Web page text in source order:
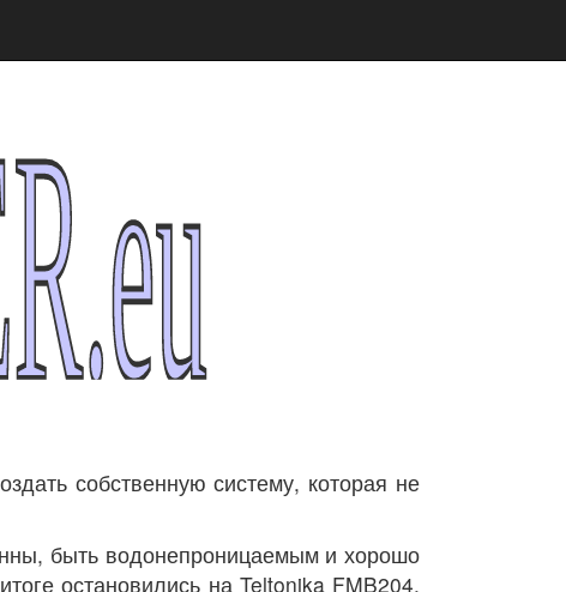
собственную систему, которая не
быть водонепроницаемым и хорошо
остановились на Teltonika FMB204.